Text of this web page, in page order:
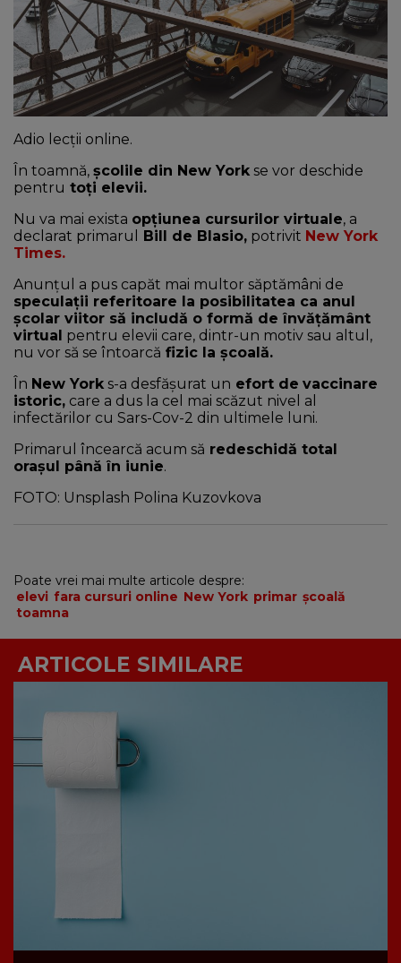
NEWS
CONTUL MEU
Adio lecții online.
În toamnă, școlile din New York se vor deschide
pentru toți elevii.
Nu va mai exista opțiunea cursurilor virtuale, a
declarat primarul
Bill de Blasio, potrivit New York
Times.
Anunțul a pus capăt mai multor săptămâni de
speculaţii referitoare la posibilitatea ca anul
şcolar viitor să includă o formă de învăţământ
virtual pentru elevii care, dintr-un motiv sau altul,
nu vor să se întoarcă fizic la școală.
În New York s-a desfășurat un efort de vaccinare
istoric, care a dus la cel mai scăzut nivel al
infectărilor cu Sars-Cov-2 din ultimele luni.
Primarul încearcă acum să redeschidă total
oraşul până în iunie.
FOTO: Unsplash Polina Kuzovkova
Poate vrei mai multe articole despre:
elevi fara cursuri online New York primar şcoală
toamna
ARTICOLE SIMILARE